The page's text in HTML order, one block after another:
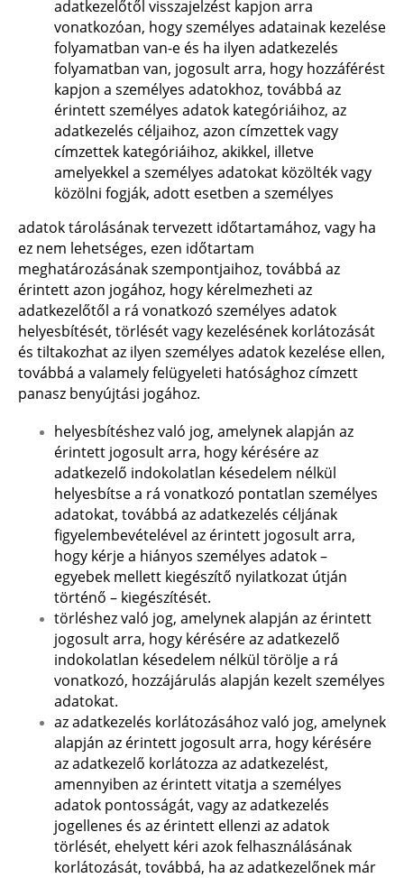
adatkezelőtől visszajelzést kapjon arra
vonatkozóan, hogy személyes adatainak kezelése
folyamatban van-e és ha ilyen adatkezelés
folyamatban van, jogosult arra, hogy hozzáférést
kapjon a személyes adatokhoz, továbbá az
érintett személyes adatok kategóriáihoz, az
adatkezelés céljaihoz, azon címzettek vagy
címzettek kategóriáihoz, akikkel, illetve
amelyekkel a személyes adatokat közölték vagy
közölni fogják, adott esetben a személyes
adatok tárolásának tervezett időtartamához, vagy ha
ez nem lehetséges, ezen időtartam
meghatározásának szempontjaihoz, továbbá az
érintett azon jogához, hogy kérelmezheti az
adatkezelőtől a rá vonatkozó személyes adatok
helyesbítését, törlését vagy kezelésének korlátozását
és tiltakozhat az ilyen személyes adatok kezelése ellen,
továbbá a valamely felügyeleti hatósághoz címzett
panasz benyújtási jogához.
helyesbítéshez való jog, amelynek alapján az
érintett jogosult arra, hogy kérésére az
adatkezelő indokolatlan késedelem nélkül
helyesbítse a rá vonatkozó pontatlan személyes
adatokat, továbbá az adatkezelés céljának
figyelembevételével az érintett jogosult arra,
hogy kérje a hiányos személyes adatok –
egyebek mellett kiegészítő nyilatkozat útján
történő – kiegészítését.
törléshez való jog, amelynek alapján az érintett
jogosult arra, hogy kérésére az adatkezelő
indokolatlan késedelem nélkül törölje a rá
vonatkozó, hozzájárulás alapján kezelt személyes
adatokat.
az adatkezelés korlátozásához való jog, amelynek
alapján az érintett jogosult arra, hogy kérésére
az adatkezelő korlátozza az adatkezelést,
amennyiben az érintett vitatja a személyes
adatok pontosságát, vagy az adatkezelés
jogellenes és az érintett ellenzi az adatok
törlését, ehelyett kéri azok felhasználásának
korlátozását, továbbá, ha az adatkezelőnek már